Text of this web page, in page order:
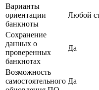
Варианты
ориентации
банкноты
Любой
Сохранение
данных о
проверенных
банкнотах
Да
Возможность
самостоятельного Да